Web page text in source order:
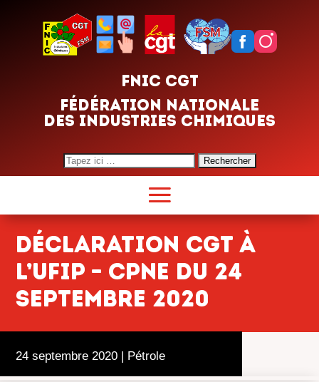
FNIC CGT
FÉDÉRATION NATIONALE
DES INDUSTRIES CHIMIQUES
Search
for:
Déclaration CGT à
l’UFIP – CPNE du 24
septembre 2020
24 septembre 2020 | Pétrole